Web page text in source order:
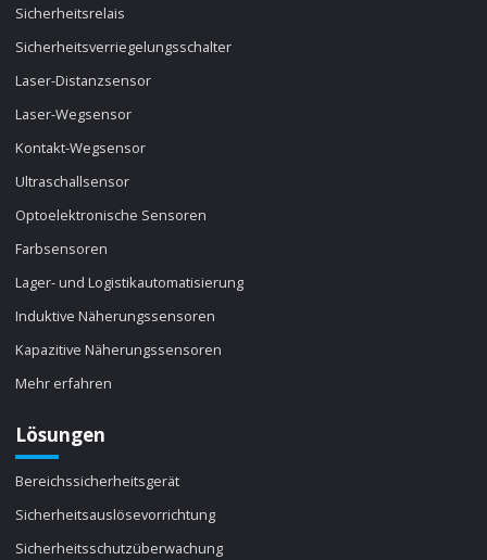
Sicherheitsrelais
Sicherheitsverriegelungsschalter
Laser-Distanzsensor
Laser-Wegsensor
Kontakt-Wegsensor
Ultraschallsensor
Optoelektronische Sensoren
Farbsensoren
Lager- und Logistikautomatisierung
Induktive Näherungssensoren
Kapazitive Näherungssensoren
Mehr erfahren
Lösungen
Bereichssicherheitsgerät
Sicherheitsauslösevorrichtung
Sicherheitsschutzüberwachung